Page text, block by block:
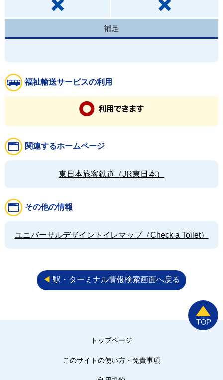
補足
福祉輸送サービスの利用
関連するホームページ
東日本旅客鉄道（JR東日本）
その他の情報
ユニバーサルデザイントイレマップ（Check a Toilet）
◀︎ 駅・ターミナル情報検索画面へ戻る
トップページ
このサイトの使い方・免責事項